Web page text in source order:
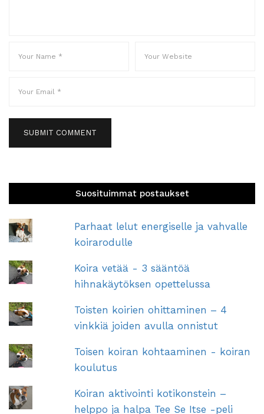
Suosituimmat postaukset
Parhaat lelut energiselle ja vahvalle
koirarodulle
Koira vetää - 3 sääntöä
hihnakäytöksen opettelussa
Toisten koirien ohittaminen – 4
vinkkiä joiden avulla onnistut
Toisen koiran kohtaaminen - koiran
koulutus
Koiran aktivointi kotikonstein –
helppo ja halpa Tee Se Itse -peli